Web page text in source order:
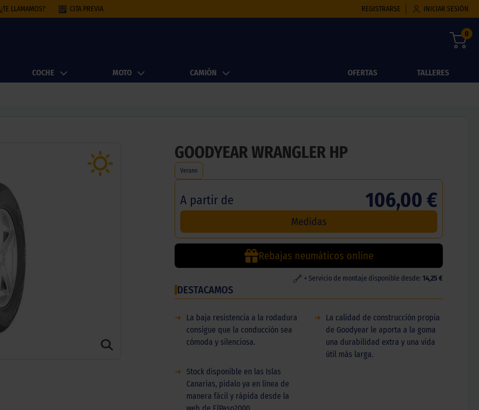
¿TE LLAMAMOS? CITA PREVIA REGISTRARSE INICIAR SESIÓN
0
COCHE MOTO CAMIÓN OFERTAS TALLERES
GOODYEAR WRANGLER HP
Verano
A partir de 106,00 €
Medidas
Rebajas neumáticos online
+ Servicio de montaje disponible desde: 14,25 €
DESTACAMOS
➜
La baja resistencia a la rodadura
consigue que la conducción sea
cómoda y silenciosa.
➜
La calidad de construcción propia
de Goodyear le aporta a la goma
una durabilidad extra y una vida
útil más larga.
➜
Stock disponible en las Islas
Canarias, pídalo ya en línea de
manera fácil y rápida desde la